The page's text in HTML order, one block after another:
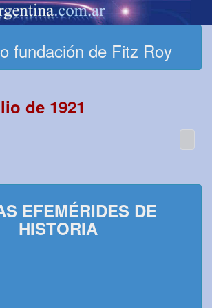
fundación de Fitz Roy
de 1921
EFEMÉRIDES DE
HISTORIA